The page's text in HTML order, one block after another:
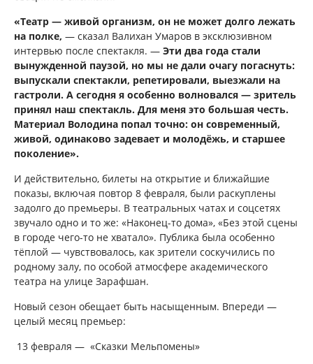
«Театр — живой организм, он не может долго лежать
на полке, — сказал Валихан Умаров в эксклюзивном
интервью после спектакля. — Эти два года стали
вынужденной паузой, но мы не дали очагу погаснуть:
выпускали спектакли, репетировали, выезжали на
гастроли. А сегодня я особенно волновался — зритель
принял наш спектакль. Для меня это большая честь.
Материал Володина попал точно: он современный,
живой, одинаково задевает и молодёжь, и старшее
поколение».
И действительно, билеты на открытие и ближайшие
показы, включая повтор 8 февраля, были раскуплены
задолго до премьеры. В театральных чатах и соцсетях
звучало одно и то же: «Наконец-то дома», «Без этой сцены
в городе чего-то не хватало». Публика была особенно
тёплой — чувствовалось, как зрители соскучились по
родному залу, по особой атмосфере академического
театра на улице Зарафшан.
Новый сезон обещает быть насыщенным. Впереди —
целый месяц премьер:
13 февраля — «Сказки Мельпомены»